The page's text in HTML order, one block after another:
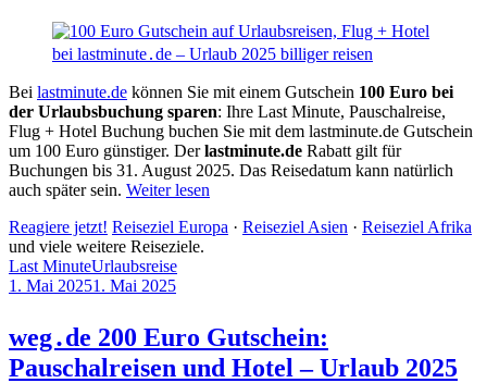
Bei lastminute.de können Sie mit einem Gutschein 100 Euro bei
der Urlaubsbuchung sparen: Ihre Last Minute, Pauschalreise,
Flug + Hotel Buchung buchen Sie mit dem lastminute.de Gutschein
um 100 Euro günstiger. Derlastminute.de Rabatt gilt für
Buchungen bis 31. August 2025. Das Reisedatum kann natürlich
auch später sein. Weiter lesen
Reagiere jetzt! Reiseziel Europa · Reiseziel Asien · Reiseziel Afrika
und viele weitere Reiseziele.
Last MinuteUrlaubsreise
1. Mai 20251. Mai 2025
Allan
weg․de 200 Euro Gutschein:
Pauschalreisen und Hotel – Urlaub 2025